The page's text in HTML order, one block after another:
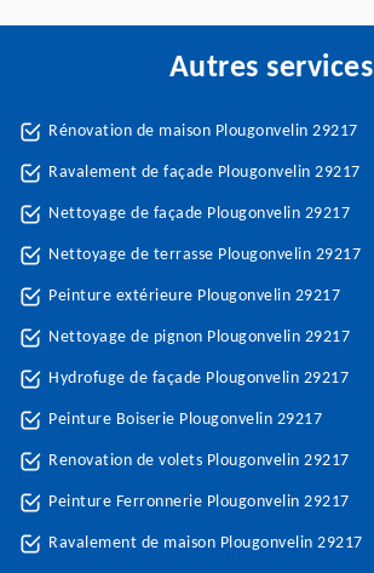
Autres services
Rénovation de maison Plougonvelin 29217
Ravalement de façade Plougonvelin 29217
Nettoyage de façade Plougonvelin 29217
Nettoyage de terrasse Plougonvelin 29217
Peinture extérieure Plougonvelin 29217
Nettoyage de pignon Plougonvelin 29217
Hydrofuge de façade Plougonvelin 29217
Peinture Boiserie Plougonvelin 29217
Renovation de volets Plougonvelin 29217
Peinture Ferronnerie Plougonvelin 29217
Ravalement de maison Plougonvelin 29217